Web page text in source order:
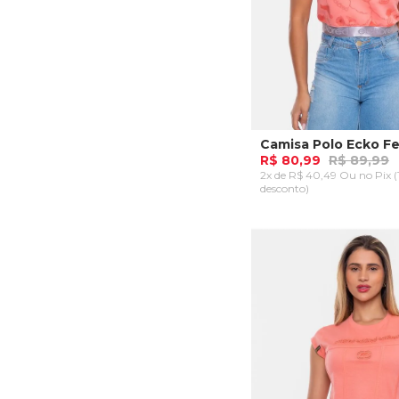
R$ 80,99 R$ 89,99
2x de R$ 40,49 Ou no Pix
desconto)
ADICIONAR AO